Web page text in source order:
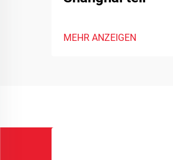
MEHR ANZEIGEN